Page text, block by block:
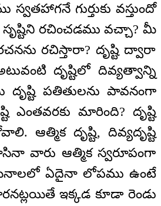
గుర్తుకు వస్తుందో
రచించడము వచ్చా? మీ
రచిస్తారా? దృష్టి ద్వారా
దృష్టిలో దివ్యత్వాన్ని
దృష్టి పతితులను పావనంగా
ఎంతవరకు మారింది? దృష్టి
ఆత్మిక దృష్టి, దివ్యదృష్టి
వారు ఆత్మిక స్వరూపంగా
ఏదైనా లోపము ఉంటే
ఇక్కడ కూడా రెండు